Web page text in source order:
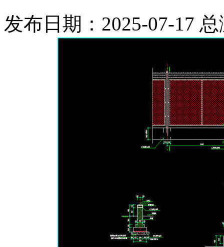
发布日期：2025-07-17